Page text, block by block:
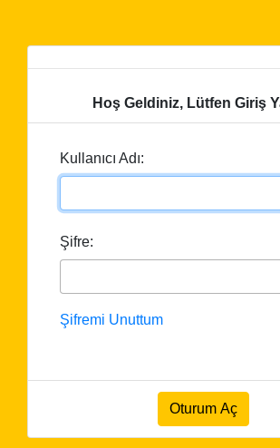
Hoş Geldiniz, Lütfen Giriş
Kullanıcı Adı:
Şifre:
Şifremi Unuttum